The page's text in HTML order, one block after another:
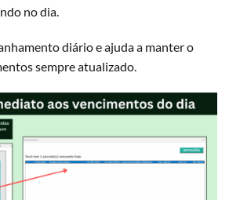
no dia.
diário e ajuda a manter o
sempre atualizado.